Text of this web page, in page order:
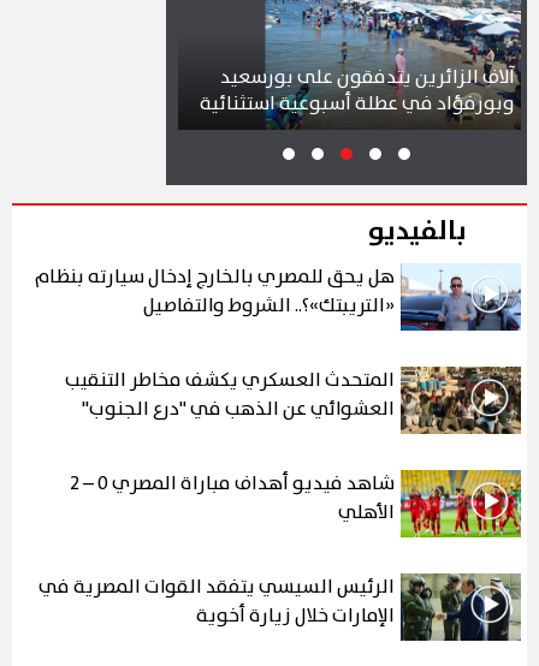
الزائرين يتدفقون على بورسعيد
في عطلة أسبوعية استثنائية
بمشروع سوق التصنيع
بالفيديو
هل يحق للمصري بالخارج إدخال سيارته بنظام
«التريبتك»؟.. الشروط والتفاصيل
المتحدث العسكري يكشف مخاطر التنقيب
العشوائي عن الذهب في "درع الجنوب"
شاهد فيديو أهداف مباراة المصري 0 – 2
الأهلي
الرئيس السيسي يتفقد القوات المصرية في
الإمارات خلال زيارة أخوية